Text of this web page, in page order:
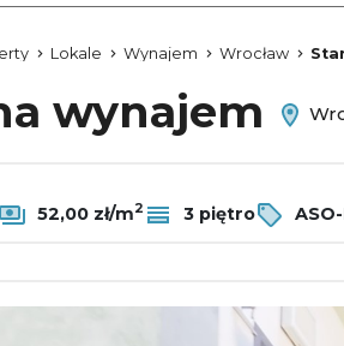
Lokale Wynajem Wrocław
wynajem
52,00 zł/m2 3 piętro